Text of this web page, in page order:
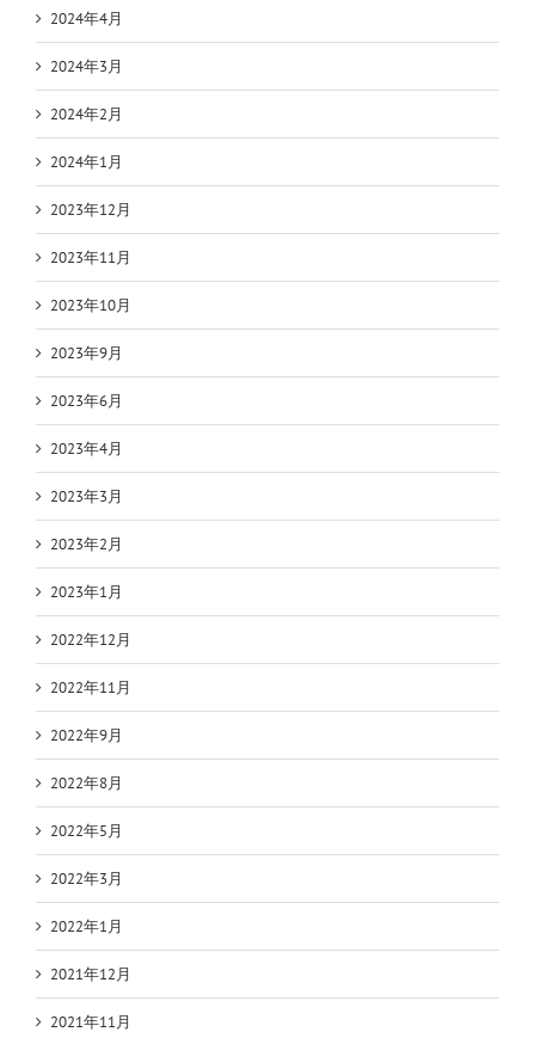
2024年4月
2024年3月
2024年2月
2024年1月
2023年12月
2023年11月
2023年10月
2023年9月
2023年6月
2023年4月
2023年3月
2023年2月
2023年1月
2022年12月
2022年11月
2022年9月
2022年8月
2022年5月
2022年3月
2022年1月
2021年12月
2021年11月